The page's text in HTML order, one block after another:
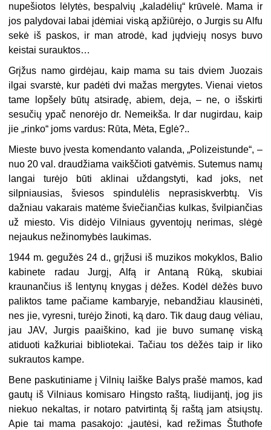
nupešiotos lėlytės, bespalvių „kaladėlių“ krūvelė. Mama ir
jos palydovai labai įdėmiai viską apžiūrėjo, o Jurgis su Alfu
sekė iš paskos, ir man atrodė, kad jųdviejų nosys buvo
keistai surauktos…
Grįžus namo girdėjau, kaip mama su tais dviem Juozais
ilgai svarstė, kur padėti dvi mažas mergytes. Vienai vietos
tame lopšely būtų atsiradę, abiem, deja, – ne, o išskirti
sesučių ypač nenorėjo dr. Nemeikša. Ir dar nugirdau, kaip
jie „rinko“ joms vardus: Rūta, Mėta, Eglė?..
Mieste buvo įvesta komendanto valanda, „Polizeistunde“, –
nuo 20 val. draudžiama vaikščioti gatvėmis. Sutemus namų
langai turėjo būti aklinai uždangstyti, kad joks, net
silpniausias, šviesos spindulėlis neprasiskverbtų. Vis
dažniau vakarais matėme šviečiančias kulkas, švilpiančias
už miesto. Vis didėjo Vilniaus gyventojų nerimas, slėgė
nejaukus nežinomybės laukimas.
1944 m. gegužės 24 d., grįžusi iš muzikos mokyklos, Balio
kabinete radau Jurgį, Alfą ir Antaną Rūką, skubiai
kraunančius iš lentynų knygas į dėžes. Kodėl dėžės buvo
paliktos tame pačiame kambaryje, nebandžiau klausinėti,
nes jie, vyresni, turėjo žinoti, ką daro. Tik daug daug vėliau,
jau JAV, Jurgis paaiškino, kad jie buvo sumanę viską
atiduoti kažkuriai bibliotekai. Tačiau tos dėžės taip ir liko
sukrautos kampe.
Bene paskutiniame į Vilnių laiške Balys prašė mamos, kad
gautų iš Vilniaus komisaro Hingsto raštą, liudijantį, jog jis
niekuo nekaltas, ir notaro patvirtintą šį raštą jam atsiųstų.
Apie tai mama pasakojo: „jautėsi, kad režimas Štuthofe